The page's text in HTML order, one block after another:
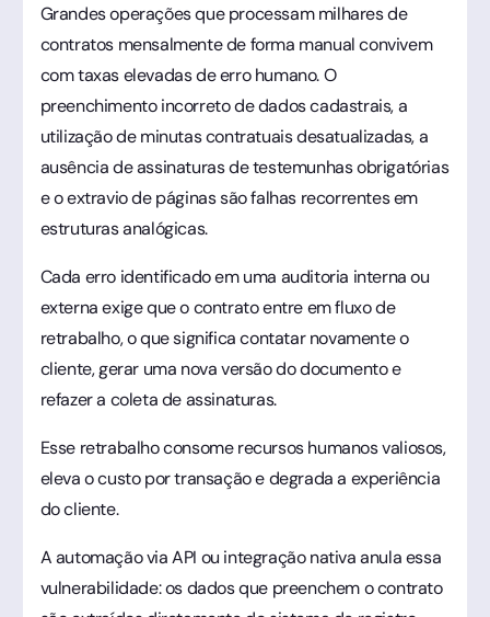
Grandes operações que processam milhares de
contratos mensalmente de forma manual convivem
com taxas elevadas de erro humano. O
preenchimento incorreto de dados cadastrais, a
utilização de minutas contratuais desatualizadas, a
ausência de assinaturas de testemunhas obrigatórias
e o extravio de páginas são falhas recorrentes em
estruturas analógicas.
Cada erro identificado em uma auditoria interna ou
externa exige que o contrato entre em fluxo de
retrabalho, o que significa contatar novamente o
cliente, gerar uma nova versão do documento e
refazer a coleta de assinaturas.
Esse retrabalho consome recursos humanos valiosos,
eleva o custo por transação e degrada a experiência
do cliente.
A automação via API ou integração nativa anula essa
vulnerabilidade: os dados que preenchem o contrato